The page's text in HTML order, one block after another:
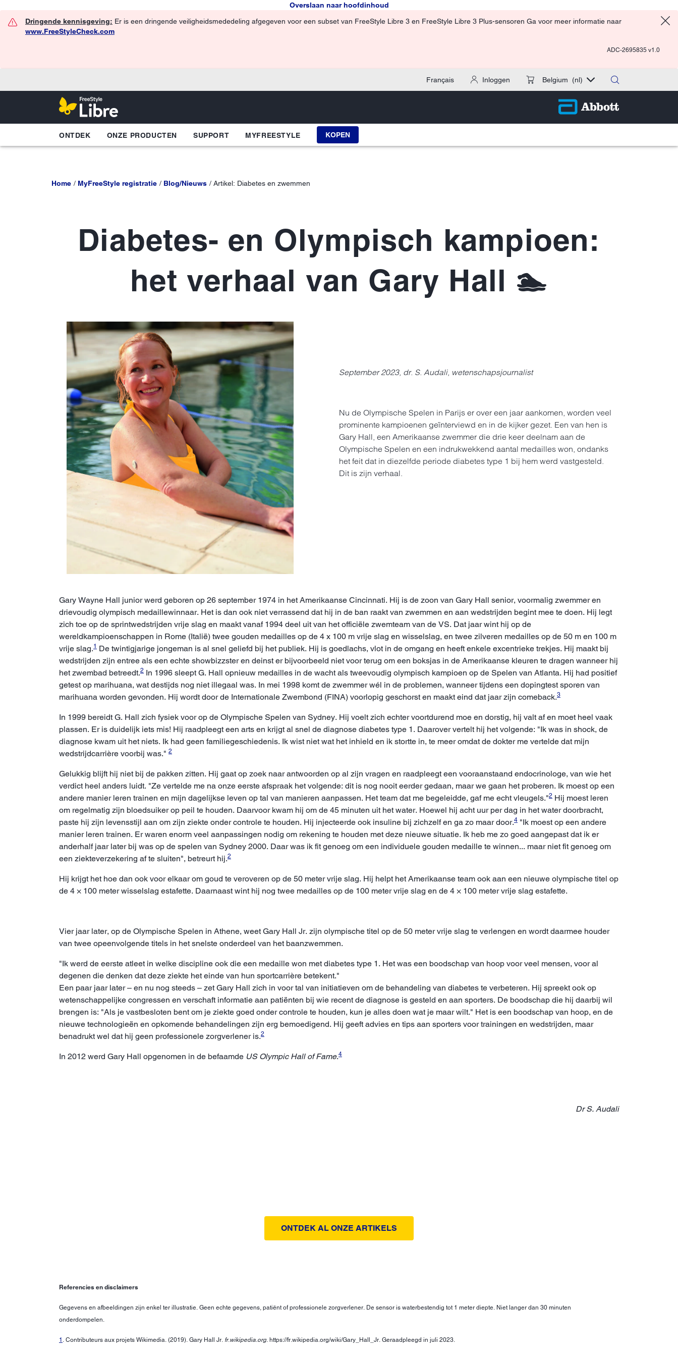
Overslaan naar hoofdinhoud
Dringende kennisgeving: Er is een dringende veiligheidsmededeling afgegeven voor een subset van FreeStyle Libre 3 en FreeStyle Libre 3 Plus-sensoren Ga voor meer informatie naar
www.FreeStyleCheck.com
ADC-2695835 v1.0
Français Inloggen Belgium (nl)
ONTDEK ONZE PRODUCTEN SUPPORT MYFREESTYLE KOPEN
Home MyFreeStyle registratie Blog/Nieuws Artikel: Diabetes en zwemmen
Diabetes- en Olympisch kampioen:
het verhaal van Gary Hall 🏊
September 2023, dr. S. Audali, wetenschapsjournalist
Nu de Olympische Spelen in Parijs er over een jaar aankomen, worden veel
prominente kampioenen geïnterviewd en in de kijker gezet. Een van hen is
Gary Hall, een Amerikaanse zwemmer die drie keer deelnam aan de
Olympische Spelen en een indrukwekkend aantal medailles won, ondanks
het feit dat in diezelfde periode diabetes type 1 bij hem werd vastgesteld.
Dit is zijn verhaal.
Gary Wayne Hall junior werd geboren op 26 september 1974 in het Amerikaanse Cincinnati. Hij is de zoon van Gary Hall senior, voormalig zwemmer en
drievoudig olympisch medaillewinnaar. Het is dan ook niet verrassend dat hij in de ban raakt van zwemmen en aan wedstrijden begint mee te doen. Hij legt
zich toe op de sprintwedstrijden vrije slag en maakt vanaf 1994 deel uit van het officiële zwemteam van de VS. Dat jaar wint hij op de
wereldkampioenschappen in Rome (Italië) twee gouden medailles op de 4 x 100 m vrije slag en wisselslag, en twee zilveren medailles op de 50 m en 100 m
vrije slag.1 De twintigjarige jongeman is al snel geliefd bij het publiek. Hij is goedlachs, vlot in de omgang en heeft enkele excentrieke trekjes. Hij maakt bij
wedstrijden zijn entree als een echte showbizzster en deinst er bijvoorbeeld niet voor terug om een boksjas in de Amerikaanse kleuren te dragen wanneer hij
het zwembad betreedt.2 In 1996 sleept G. Hall opnieuw medailles in de wacht als tweevoudig olympisch kampioen op de Spelen van Atlanta. Hij had positief
getest op marihuana, wat destijds nog niet illegaal was. In mei 1998 komt de zwemmer wél in de problemen, wanneer tijdens een dopingtest sporen van
marihuana worden gevonden. Hij wordt door de Internationale Zwembond (FINA) voorlopig geschorst en maakt eind dat jaar zijn comeback.3
In 1999 bereidt G. Hall zich fysiek voor op de Olympische Spelen van Sydney. Hij voelt zich echter voortdurend moe en dorstig, hij valt af en moet heel vaak
plassen. Er is duidelijk iets mis! Hij raadpleegt een arts en krijgt al snel de diagnose diabetes type 1. Daarover vertelt hij het volgende: "Ik was in shock, de
diagnose kwam uit het niets. Ik had geen familiegeschiedenis. Ik wist niet wat het inhield en ik stortte in, te meer omdat de dokter me vertelde dat mijn
wedstrijdcarrière voorbij was." 2
Gelukkig blijft hij niet bij de pakken zitten. Hij gaat op zoek naar antwoorden op al zijn vragen en raadpleegt een vooraanstaand endocrinologe, van wie het
verdict heel anders luidt. "Ze vertelde me na onze eerste afspraak het volgende: dit is nog nooit eerder gedaan, maar we gaan het proberen. Ik moest op een
andere manier leren trainen en mijn dagelijkse leven op tal van manieren aanpassen. Het team dat me begeleidde, gaf me echt vleugels."2 Hij moest leren
om regelmatig zijn bloedsuiker op peil te houden. Daarvoor kwam hij om de 45 minuten uit het water. Hoewel hij acht uur per dag in het water doorbracht,
paste hij zijn levensstijl aan om zijn ziekte onder controle te houden. Hij injecteerde ook insuline bij zichzelf en ga zo maar door.4 "Ik moest op een andere
manier leren trainen. Er waren enorm veel aanpassingen nodig om rekening te houden met deze nieuwe situatie. Ik heb me zo goed aangepast dat ik er
anderhalf jaar later bij was op de spelen van Sydney 2000. Daar was ik fit genoeg om een individuele gouden medaille te winnen... maar niet fit genoeg om
een ziekteverzekering af te sluiten", betreurt hij.2
Hij krijgt het hoe dan ook voor elkaar om goud te veroveren op de 50 meter vrije slag. Hij helpt het Amerikaanse team ook aan een nieuwe olympische titel op
de 4 × 100 meter wisselslag estafette. Daarnaast wint hij nog twee medailles op de 100 meter vrije slag en de 4 × 100 meter vrije slag estafette.
Vier jaar later, op de Olympische Spelen in Athene, weet Gary Hall Jr. zijn olympische titel op de 50 meter vrije slag te verlengen en wordt daarmee houder
van twee opeenvolgende titels in het snelste onderdeel van het baanzwemmen.
"Ik werd de eerste atleet in welke discipline ook die een medaille won met diabetes type 1. Het was een boodschap van hoop voor veel mensen, voor al
degenen die denken dat deze ziekte het einde van hun sportcarrière betekent."
Een paar jaar later – en nu nog steeds – zet Gary Hall zich in voor tal van initiatieven om de behandeling van diabetes te verbeteren. Hij spreekt ook op
wetenschappelijke congressen en verschaft informatie aan patiënten bij wie recent de diagnose is gesteld en aan sporters. De boodschap die hij daarbij wil
brengen is: "Als je vastbesloten bent om je ziekte goed onder controle te houden, kun je alles doen wat je maar wilt." Het is een boodschap van hoop, en de
nieuwe technologieën en opkomende behandelingen zijn erg bemoedigend. Hij geeft advies en tips aan sporters voor trainingen en wedstrijden, maar
benadrukt wel dat hij geen professionele zorgverlener is.2
In 2012 werd Gary Hall opgenomen in de befaamde US Olympic Hall of Fame.4
Dr S. Audali
ONTDEK AL ONZE ARTIKELS
Referencies en disclaimers
Gegevens en afbeeldingen zijn enkel ter illustratie. Geen echte gegevens, patiënt of professionele zorgverlener. De sensor is waterbestendig tot 1 meter diepte. Niet langer dan 30 minuten
onderdompelen.
1 . Contributeurs aux projets Wikimedia. (2019). Gary Hall Jr. fr.wikipedia.org. https://fr.wikipedia.org/wiki/Gary_Hall_Jr. Geraadpleegd in juli 2023.